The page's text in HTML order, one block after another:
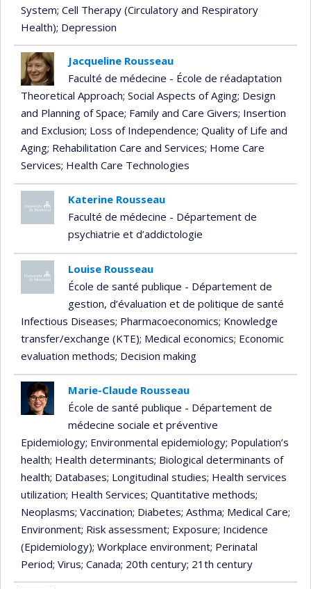
System; Cell Therapy (Circulatory and Respiratory
Health); Depression
Jacqueline Rousseau
Faculté de médecine - École de réadaptation
Theoretical Approach; Social Aspects of Aging; Design
and Planning of Space; Family and Care Givers; Insertion
and Exclusion; Loss of Independence; Quality of Life and
Aging; Rehabilitation Care and Services; Home Care
Services; Health Care Technologies
Katerine Rousseau
Faculté de médecine - Département de
psychiatrie et d’addictologie
Louise Rousseau
École de santé publique - Département de
gestion, d’évaluation et de politique de santé
Infectious Diseases; Pharmacoeconomics; Knowledge
transfer/exchange (KTE); Medical economics; Economic
evaluation methods; Decision making
Marie-Claude Rousseau
École de santé publique - Département de
médecine sociale et préventive
Epidemiology; Environmental epidemiology; Population’s
health; Health determinants; Biological determinants of
health; Databases; Longitudinal studies; Health services
utilization; Health Services; Quantitative methods;
Neoplasms; Vaccination; Diabetes; Asthma; Medical Care;
Environment; Risk assessment; Exposure; Incidence
(Epidemiology); Workplace environment; Perinatal
Period; Virus; Canada; 20th century; 21th century